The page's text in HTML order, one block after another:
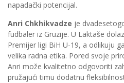
napadački potencijal.
Anri Chkhikvadze je
fudbaler iz Gruzije. U Laktaše
Premijer ligi BiH U-19, a odlikuju
velika radna etika. Pored svoje
Anri može kvalitetno odgovoriti
pružajući timu dodatnu